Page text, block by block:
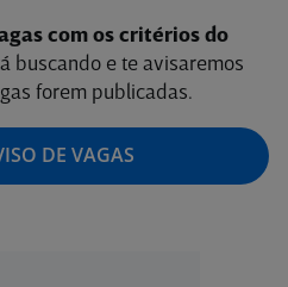
com os critérios do
buscando e te avisaremos
forem publicadas.
DE VAGAS